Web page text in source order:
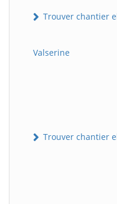
Trouver chantier
Valserine
Trouver chantier